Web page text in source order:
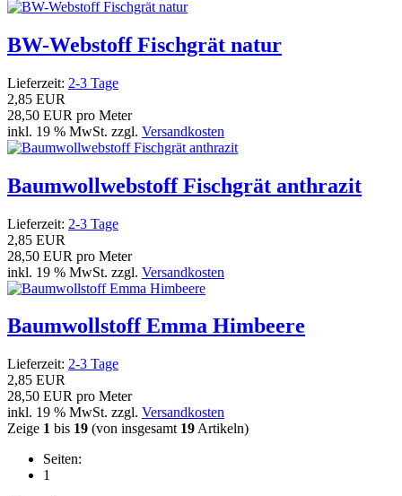
BW-Webstoff Fischgrät natur
Lieferzeit: 2-3 Tage
2,85 EUR
28,50 EUR pro Meter
inkl. 19 % MwSt. zzgl. Versandkosten
Baumwollwebstoff Fischgrät anthrazit
Lieferzeit: 2-3 Tage
2,85 EUR
28,50 EUR pro Meter
inkl. 19 % MwSt. zzgl. Versandkosten
Baumwollstoff Emma Himbeere
Lieferzeit: 2-3 Tage
2,85 EUR
28,50 EUR pro Meter
inkl. 19 % MwSt. zzgl. Versandkosten
Zeige 1 bis 19 (von insgesamt 19 Artikeln)
Seiten:
1